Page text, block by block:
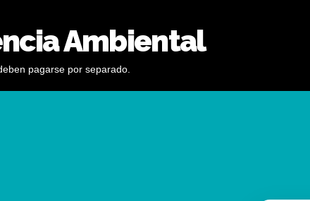
Ambiental
pagarse por separado.